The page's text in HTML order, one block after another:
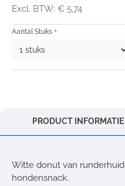
Excl. BTW: € 5,74
Aantal Stuks
PRODUCT INFORMATIE
Witte donut van
hondensnack.